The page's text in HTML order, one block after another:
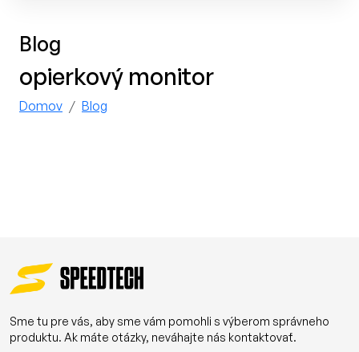
Blog
opierkový monitor
Domov Blog
Sme tu pre vás, aby sme vám pomohli s výberom správneho
produktu. Ak máte otázky, neváhajte nás kontaktovať.